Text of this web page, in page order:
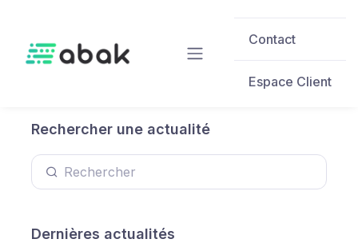
Contact
Espace Client
Rechercher une actualité
Dernières actualités